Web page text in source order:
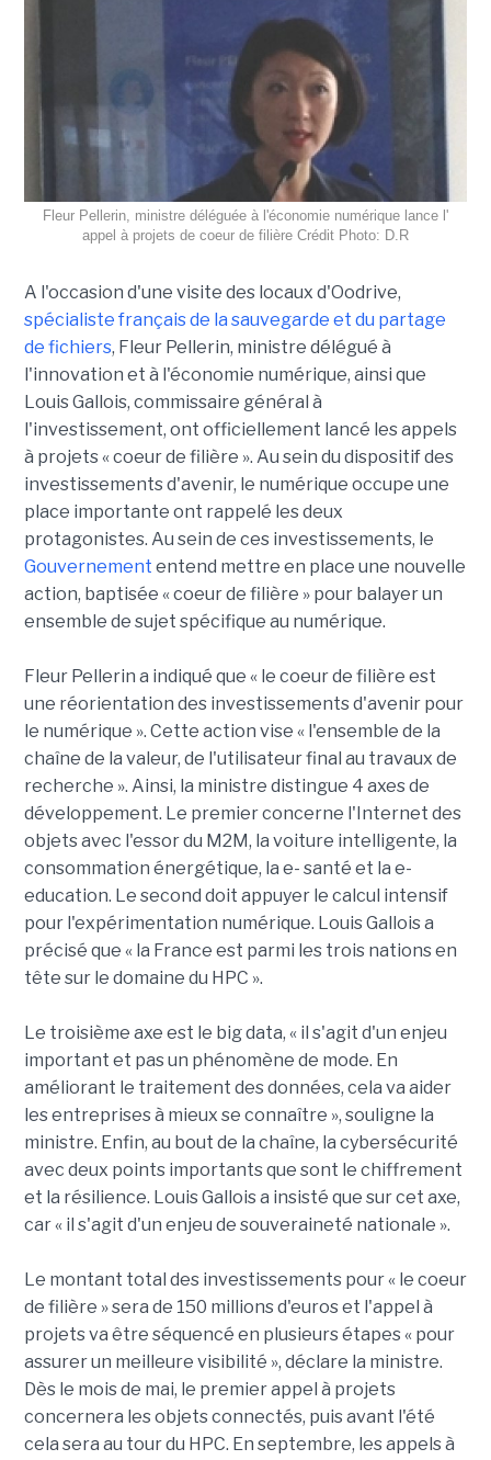
Fleur Pellerin, ministre déléguée à l'économie numérique lance l'
appel à projets de coeur de filière Crédit Photo: D.R
A l'occasion d'une visite des locaux d'Oodrive,
spécialiste français de la sauvegarde et du partage
de fichiers, Fleur Pellerin, ministre délégué à
l'innovation et à l'économie numérique, ainsi que
Louis Gallois, commissaire général à
l'investissement, ont officiellement lancé les appels
à projets « coeur de filière ». Au sein du dispositif des
investissements d'avenir, le numérique occupe une
place importante ont rappelé les deux
protagonistes. Au sein de ces investissements, le
Gouvernement entend mettre en place une nouvelle
action, baptisée « coeur de filière » pour balayer un
ensemble de sujet spécifique au numérique.
Fleur Pellerin a indiqué que « le coeur de filière est
une réorientation des investissements d'avenir pour
le numérique ». Cette action vise « l'ensemble de la
chaîne de la valeur, de l'utilisateur final au travaux de
recherche ». Ainsi, la ministre distingue 4 axes de
développement. Le premier concerne l'Internet des
objets avec l'essor du M2M, la voiture intelligente, la
consommation énergétique, la e- santé et la e-
education. Le second doit appuyer le calcul intensif
pour l'expérimentation numérique. Louis Gallois a
précisé que « la France est parmi les trois nations en
tête sur le domaine du HPC ».
Le troisième axe est le big data, « il s'agit d'un enjeu
important et pas un phénomène de mode. En
améliorant le traitement des données, cela va aider
les entreprises à mieux se connaître », souligne la
ministre. Enfin, au bout de la chaîne, la cybersécurité
avec deux points importants que sont le chiffrement
et la résilience. Louis Gallois a insisté que sur cet axe,
car « il s'agit d'un enjeu de souveraineté nationale ».
Le montant total des investissements pour « le coeur
de filière » sera de 150 millions d'euros et l'appel à
projets va être séquencé en plusieurs étapes « pour
assurer un meilleure visibilité », déclare la ministre.
Dès le mois de mai, le premier appel à projets
concernera les objets connectés, puis avant l'été
cela sera au tour du HPC. En septembre, les appels à